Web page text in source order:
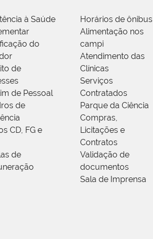
à Saúde
do
de
de Pessoal
de
CD, FG e
de
Horários de ônibus
Alimentação nos
campi
Atendimento das
Clínicas
Serviços
Contratados
Parque da Ciência
Compras,
Licitações e
Contratos
Validação de
documentos
Sala de Imprensa